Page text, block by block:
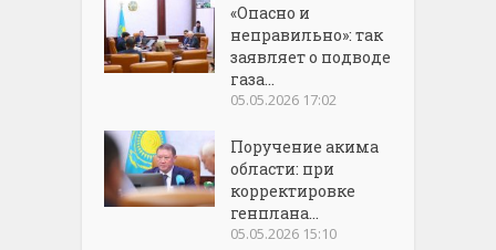
«Опасно и
неправильно»: так
заявляет о подводе
газа...
05.05.2026 17:02
Поручение акима
области: при
корректировке
генплана...
05.05.2026 15:10